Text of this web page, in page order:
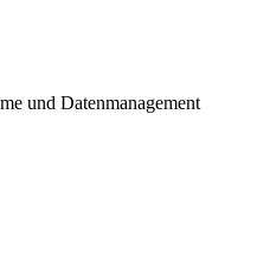
und Datenmanagement